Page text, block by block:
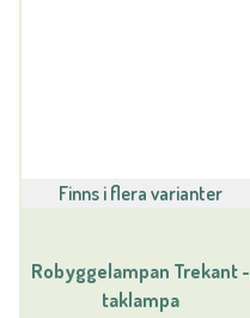
Finns i flera varianter
Robyggelampan Trekant -
taklampa